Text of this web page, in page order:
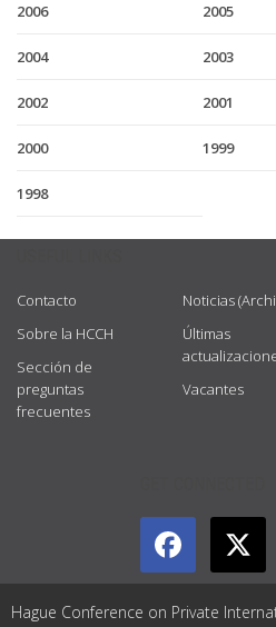
2006 2005
2004 2003
2002 2001
2000 1999
1998
Contacto
Sobre la HCCH
Sección de
preguntas
frecuentes
Noticias
Últimas
Vacantes
Hague Conference on Private